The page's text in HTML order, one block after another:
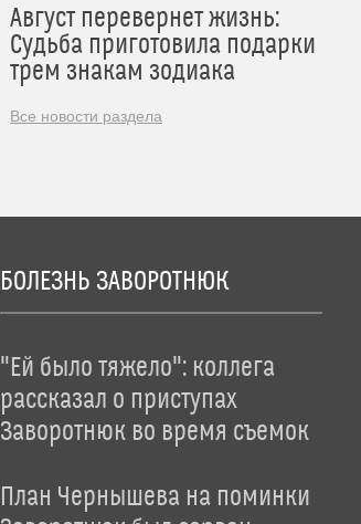
Август перевернет жизнь:
Судьба приготовила подарки
трем знакам зодиака
Все новости раздела
БОЛЕЗНЬ ЗАВОРОТНЮК
"Ей было тяжело": коллега
рассказал о приступах
Заворотнюк во время съемок
План Чернышева на поминки